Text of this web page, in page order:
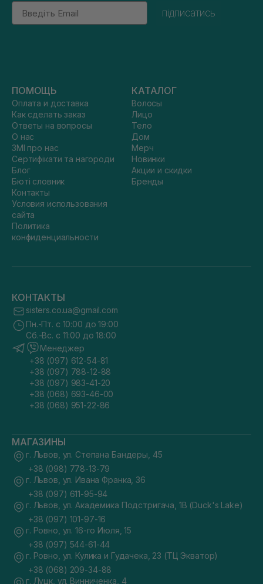
Email
підписатись
ПОМОЩЬ
Оплата и доставка
Как сделать заказ
Ответы на вопросы
О нас
ЗМІ про нас
Сертифікати та нагороди
Блог
Бюті словник
Контакты
Условия использования
сайта
Политика
конфиденциальности
КАТАЛОГ
Волосы
Лицо
Тело
Дом
Мерч
Новинки
Акции и скидки
Бренды
КОНТАКТЫ
sisters.co.ua@gmail.com
Пн.-Пт. с 10:00 до 19:00
Сб.-Вс. с 11:00 до 18:00
Менеджер
+38 (097) 612-54-81
+38 (097) 788-12-88
+38 (097) 983-41-20
+38 (068) 693-46-00
+38 (068) 951-22-86
МАГАЗИНЫ
г. Львов, ул. Степана Бандеры, 45
+38 (098) 778-13-79
г. Львов, ул. Ивана Франка, 36
+38 (097) 611-95-94
г. Львов, ул. Академика Подстригача, 1В (Duck's Lake)
+38 (097) 101-97-16
г. Ровно, ул. 16-го Июля, 15
+38 (097) 544-61-44
г. Ровно, ул. Кулика и Гудачека, 23 (ТЦ Экватор)
+38 (068) 209-34-88
г. Луцк, ул. Винниченка, 4